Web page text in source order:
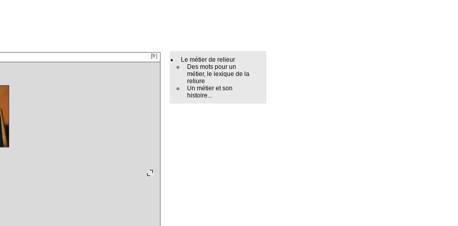
Le métier de relieur
Des mots pour un
métier, le lexique de la
reliure
Un métier et son
histoire...
[fr]